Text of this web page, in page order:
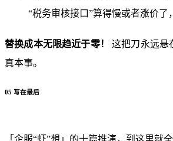
“税务审核接口”算得慢或者涨价
替换成本无限趋近于零！
这把刀永远悬
真本事。
05 写在最后
「企服“虾”想」的十篇推演，到这里就